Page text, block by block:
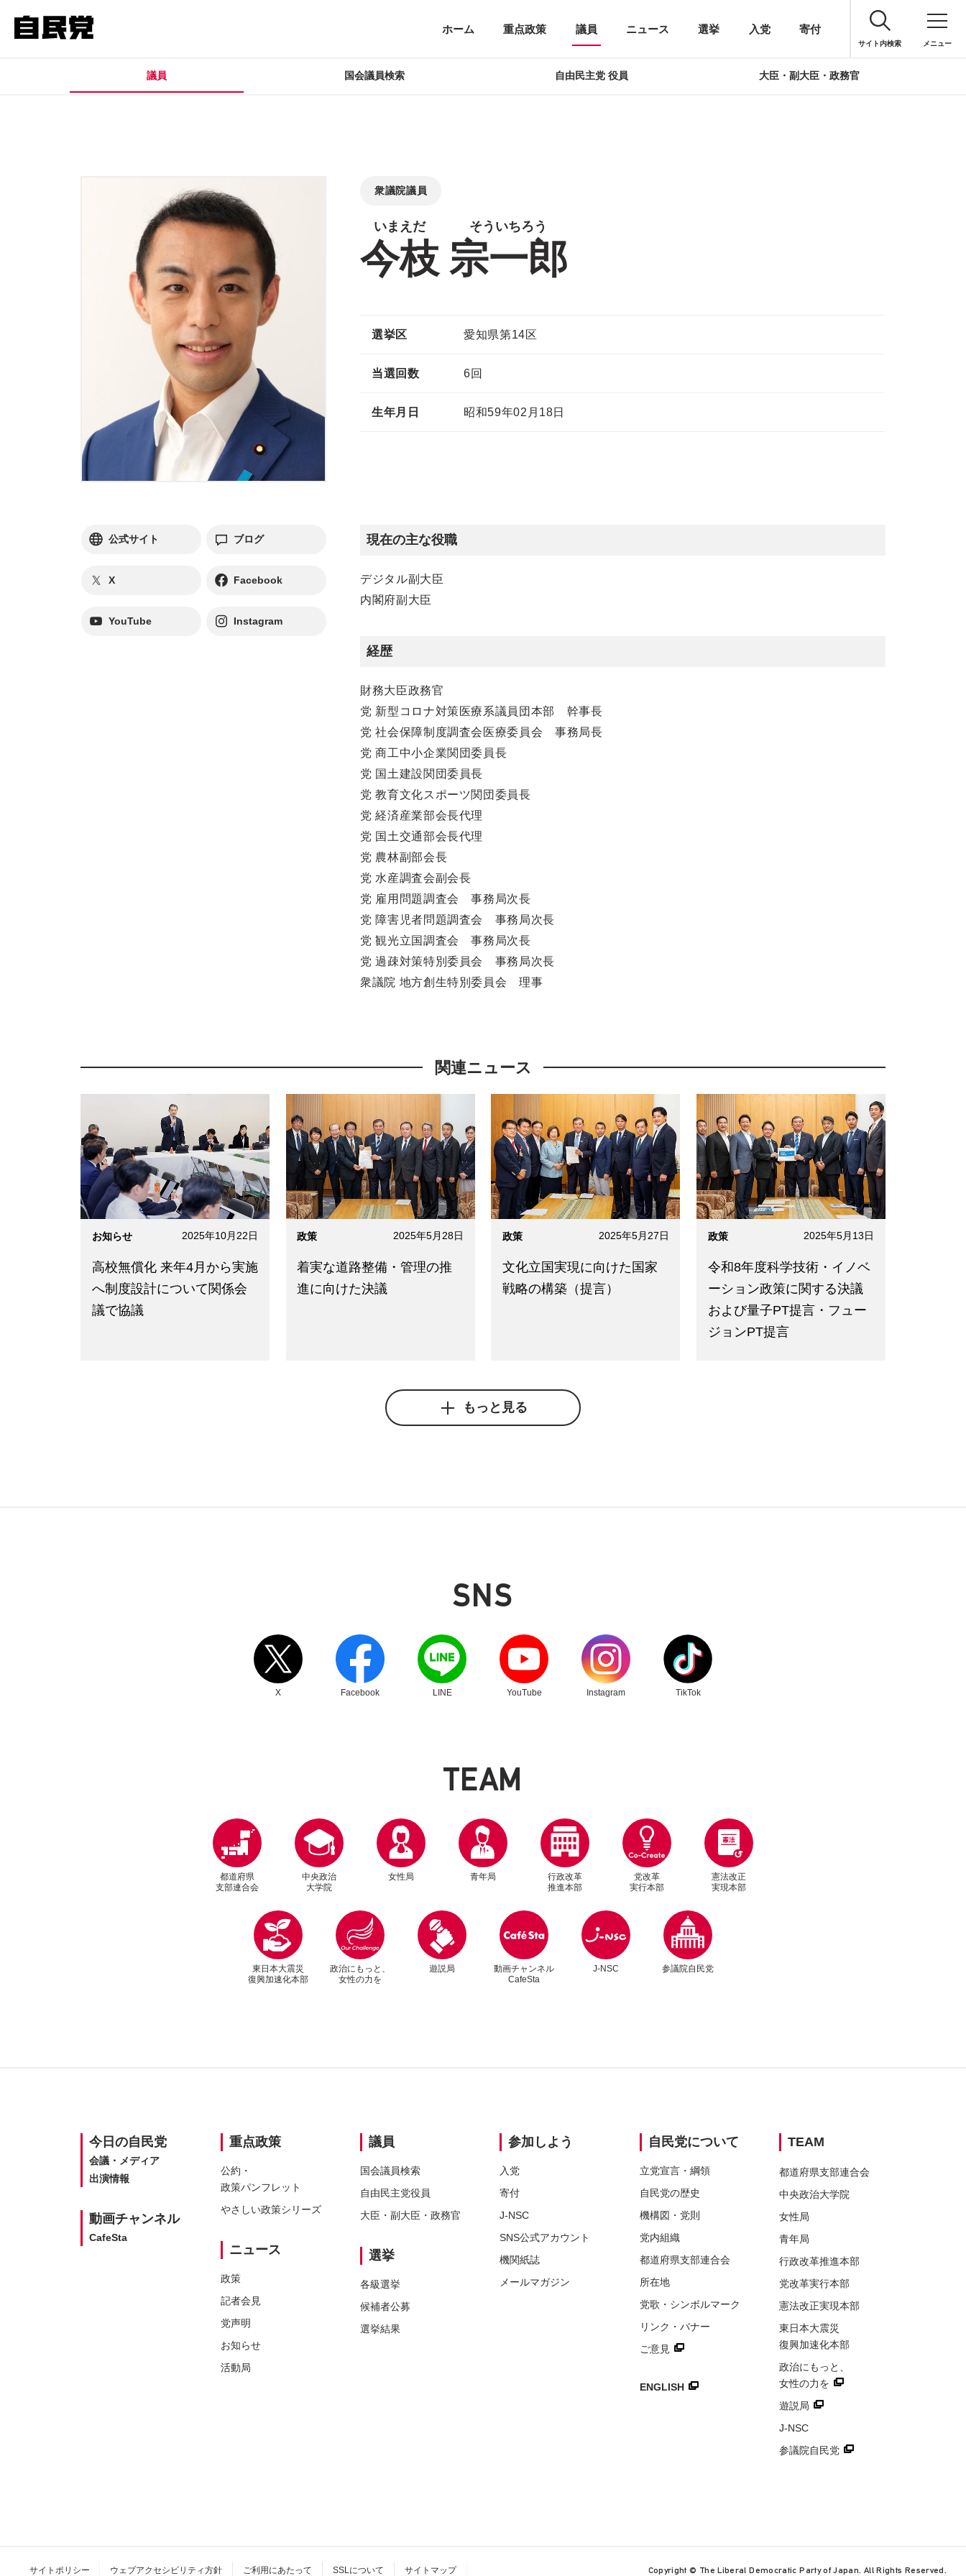
ホーム
重点政策 議員 ニュース 選挙 入党 寄付
サイト内検索 メニュー
議員 国会議員検索 自由民主党 役員 大臣・副大臣・政務官
衆議院議員
今枝 宗一郎
選挙区 愛知県第14区
当選回数 6回
生年月日 昭和59年02月18日
公式サイト
別ウィンドウリンク
ブログ
別ウィンドウリンク
X Facebook
別ウィンドウリンク
YouTube Instagram
別ウィンドウリンク
現在の主な役職
デジタル副大臣
内閣府副大臣
経歴
財務大臣政務官
党 新型コロナ対策医療系議員団本部 幹事長
党 社会保障制度調査会医療委員会 事務局長
党 商工中小企業関団委員長
党 国土建設関団委員長
党 教育文化スポーツ関団委員長
党 経済産業部会長代理
党 国土交通部会長代理
党 農林副部会長
党 水産調査会副会長
党 雇用問題調査会 事務局次長
党 障害児者問題調査会 事務局次長
党 観光立国調査会 事務局次長
党 過疎対策特別委員会 事務局次長
衆議院 地方創生特別委員会 理事
関連ニュース
お知らせ 2025年10月22日
高校無償化 来年4月から実施
へ制度設計について関係会
議で協議
政策 2025年5月28日
着実な道路整備・管理の推
進に向けた決議
政策 2025年5月27日
文化立国実現に向けた国家
戦略の構築（提言）
政策 2025年5月13日
令和8年度科学技術・イノベ
ーション政策に関する決議
および量子PT提言・フュー
ジョンPT提言
関連ニュースを さらに詳しく見る場合は サイト内検索をご利用ください。
別ウィンドウリンク
もっと見る
SNS
X
別ウィンドウリンク
Facebook
別ウィンドウリンク
LINE
別ウィンドウリンク
YouTube
別ウィンドウリンク
Instagram
別ウィンドウリンク
TikTok
別ウィンドウリンク
TEAM
都道府県
支部連合会
中央政治
大学院
女性局 青年局
行政改革
推進本部
党改革
実行本部
憲法改正
実現本部
東日本大震災
復興加速化本部
政治にもっと、
女性の力を
別ウィンドウリンク
遊説局
別ウィンドウリンク
動画チャンネル
CafeSta
J-NSC 参議院自民党
別ウィンドウリンク
SITEMAP
今日の自民党
会議・メディア
出演情報
動画チャンネル
CafeSta
重点政策
公約・
政策パンフレット
やさしい政策シリーズ
ニュース
政策
記者会見
党声明
お知らせ
活動局
議員
国会議員検索
自由民主党役員
大臣・副大臣・政務官
選挙
各級選挙
候補者公募
選挙結果
参加しよう
入党
寄付
J-NSC
SNS公式アカウント
機関紙誌
メールマガジン
自民党について
立党宣言・ 綱領
自民党の歴史
機構図・ 党則
党内組織
都道府県支部連合会
所在地
党歌・ シンボルマーク
リンク・ バナー
ご意見
別ウィンドウリンク
ENGLISH
別ウィンドウリンク TEAM
都道府県支部連合会
中央政治大学院
女性局
青年局
行政改革推進本部
党改革実行本部
憲法改正実現本部
東日本大震災
復興加速化本部
政治にもっと、
女性の力を
別ウィンドウリンク
遊説局
別ウィンドウリンク
J-NSC
参議院自民党
別ウィンドウリンク
サイトポリシー ウェブアクセシビリティ方針 ご利用にあたって SSLについて サイトマップ Copyright © The Liberal Democratic Party of Japan. All Rights Reserved.